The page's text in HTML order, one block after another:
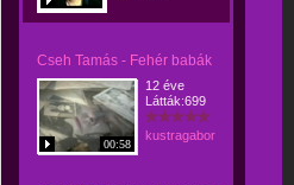
Cseh Tamás - Fehér babák
00:58
12 éve
Látták:699
kustragabor